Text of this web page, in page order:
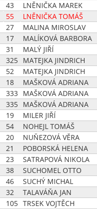
43 LNĚNIČKA MAREK
55 LNĚNIČKA TOMÁŠ
27 MALINA MIROSLAV
17 MALÍKOVÁ BARBORA
31 MALÝ JIŘÍ
325 MATEJKA JINDRICH
52 MATEJKA JINDRICH
18 MAŠKOVÁ ADRIANA
333 MAŠKOVÁ ADRIANA
335 MAŠKOVÁ ADRIANA
19 MILER JIŘÍ
54 NOHEJL TOMÁŠ
20 NUŇEZOVÁ VĚRA
21 POBORSKÁ HELENA
23 SATRAPOVÁ NIKOLA
38 SUCHOMEL OTTO
46 SUCHÝ MICHAL
32 TALAVÁŇA JAN
105 TRSEK VOJTĚCH